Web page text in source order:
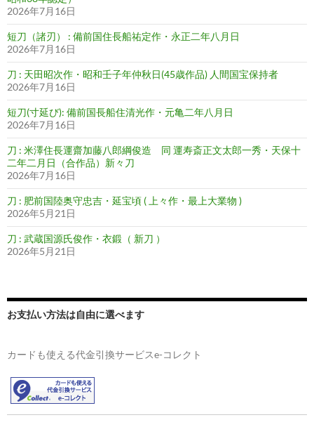
2026年7月16日
短刀（諸刃） : 備前国住長船祐定作・永正二年八月日
2026年7月16日
刀 : 天田昭次作・昭和壬子年仲秋日(45歳作品) 人間国宝保持者
2026年7月16日
短刀(寸延び): 備前国長船住清光作・元亀二年八月日
2026年7月16日
刀 : 米澤住長運齋加藤八郎綱俊造 同 運寿斎正文太郎一秀・天保十
二年二月日（合作品）新々刀
2026年7月16日
刀 : 肥前国陸奥守忠吉・延宝頃 ( 上々作・最上大業物 )
2026年5月21日
刀 : 武蔵国源氏俊作・衣鍛（ 新刀 ）
2026年5月21日
お支払い方法は自由に選べます
カードも使える代金引換サービスe-コレクト